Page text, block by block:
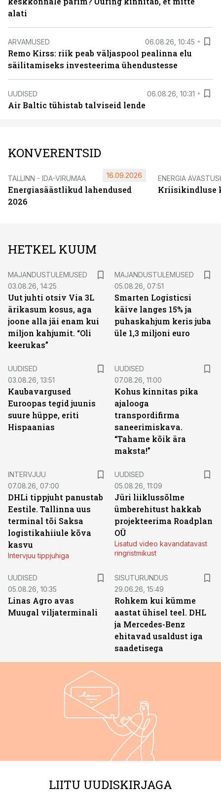
alati
ARVAMUSED 06.08.26, 10:45
Remo Kirss: riik peab väljaspool pealinna elu
säilitamiseks investeerima ühendustesse
UUDISED 06.08.26, 10:31
Air Baltic tühistab talviseid lende
KONVERENTSID
TALLINN - IDA-VIRUMAA
Energiasäästlikud lahendused
2026
16.09.2026 ENERGIA
Kriisikindluse
HETKEL KUUM
MAJANDUSTULEMUSED
03.08.26, 14:25
Uut juhti otsiv Via 3L
ärikasum kosus, aga
joone alla jäi enam kui
miljon kahjumit. “Oli
keerukas”
MAJANDUSTULEMUSED
05.08.26, 07:51
Smarten Logisticsi
käive langes 15% ja
puhaskahjum keris juba
üle 1,3 miljoni euro
UUDISED
03.08.26, 13:51
Kaubavargused
Euroopas tegid juunis
suure hüppe, eriti
Hispaanias
UUDISED
07.08.26, 11:00
Kohus kinnitas pika
ajalooga
transpordifirma
saneerimiskava.
“Tahame kõik ära
maksta!”
INTERVJUU
07.08.26, 07:00
DHLi tippjuht panustab
Eestile. Tallinna uus
terminal tõi Saksa
logistikahiiule kõva
kasvu
Intervjuu tippjuhiga
UUDISED
05.08.26, 11:09
Jüri liiklussõlme
ümberehitust hakkab
projekteerima Roadplan
OÜ
Lisatud video kavandatavast
ringristmikust
UUDISED
05.08.26, 10:35
Linas Agro avas
Muugal viljaterminali
SISUTURUNDUS
29.06.26, 15:49
Rohkem kui kümme
aastat ühisel teel. DHL
ja Mercedes-Benz
ehitavad usaldust iga
saadetisega
LIITU UUDISKIRJAGA